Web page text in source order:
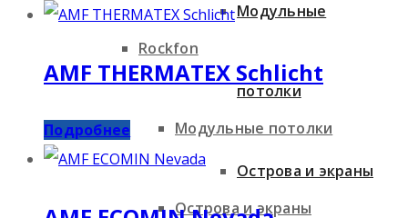
Rockfon
Модульные потолки
Острова и экраны
Модульные
потолки
Острова и экраны
AMF THERMATEX Schlicht
Подробнее